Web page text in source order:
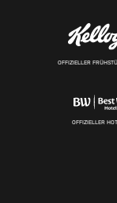
OFFIZIELLER
OFFIZIELLER